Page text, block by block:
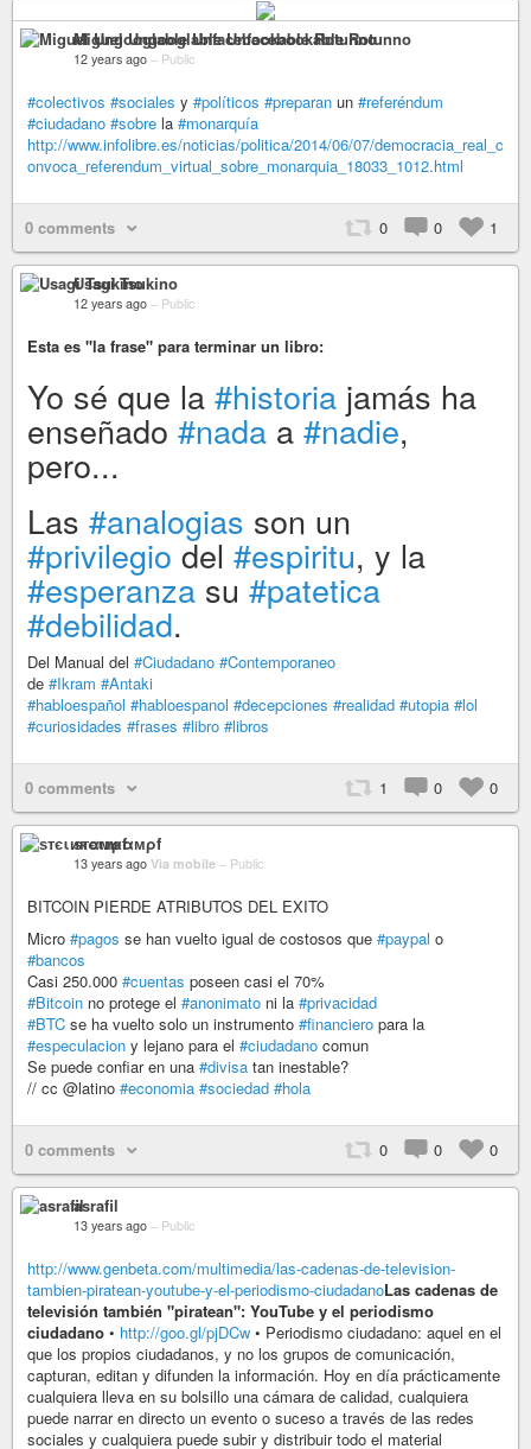
Miguel Ungooglable Unfacebookable Rotunno
12 years ago – Public
#colectivos #sociales y #políticos #preparan un #referéndum
#ciudadano #sobre la #monarquía
http://www.infolibre.es/noticias/politica/2014/06/07/democracia_real_c
onvoca_referendum_virtual_sobre_monarquia_18033_1012.html
0 comments 0 0 1
Usagi Tsukino
12 years ago – Public
Esta es ''la frase" para terminar un libro:
Yo sé que la #historia jamás ha
enseñado #nada a #nadie,
pero...
Las #analogias son un
#privilegio del #espiritu, y la
#esperanza su #patetica
#debilidad.
Del Manual del #Ciudadano #Contemporaneo
de #Ikram #Antaki
#habloespañol #habloespanol #decepciones #realidad #utopia #lol
#curiosidades #frases #libro #libros
0 comments 1 0 0
ѕтєιикαмρf
13 years ago Via mobile – Public
BITCOIN PIERDE ATRIBUTOS DEL EXITO
Micro #pagos se han vuelto igual de costosos que #paypal o
#bancos
Casi 250.000 #cuentas poseen casi el 70%
#Bitcoin no protege el #anonimato ni la #privacidad
#BTC se ha vuelto solo un instrumento #financiero para la
#especulacion y lejano para el #ciudadano comun
Se puede confiar en una #divisa tan inestable?
// cc @latino #economia #sociedad #hola
0 comments 0 0 0
asrafil
13 years ago – Public
http://www.genbeta.com/multimedia/las-cadenas-de-television-
tambien-piratean-youtube-y-el-periodismo-ciudadanoLas cadenas de
televisión también "piratean": YouTube y el periodismo
ciudadano • http://goo.gl/pjDCw • Periodismo ciudadano: aquel en el
que los propios ciudadanos, y no los grupos de comunicación,
capturan, editan y difunden la información. Hoy en día prácticamente
cualquiera lleva en su bolsillo una cámara de calidad, cualquiera
puede narrar en directo un evento o suceso a través de las redes
sociales y cualquiera puede subir y distribuir todo el material